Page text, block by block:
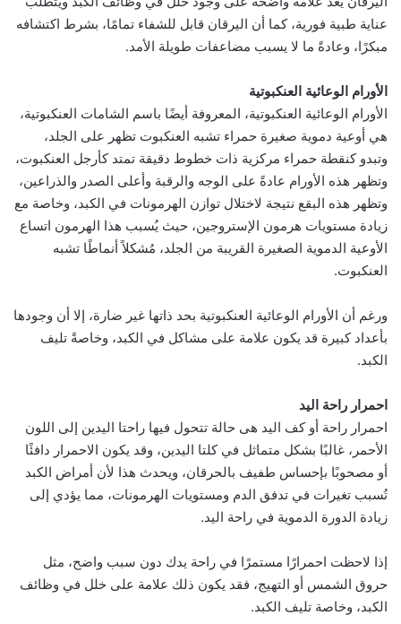
عناية طبية فورية، كما أن اليرقان قابل للشفاء تمامًا، بشرط اكتشافه
مبكرًا، وعادةً ما لا يسبب مضاعفات طويلة الأمد.
الأورام الوعائية العنكبوتية
الأورام الوعائية العنكبوتية، المعروفة أيضًا باسم الشامات العنكبوتية،
هي أوعية دموية صغيرة حمراء تشبه العنكبوت تظهر على الجلد،
وتبدو كنقطة حمراء مركزية ذات خطوط دقيقة تمتد كأرجل العنكبوت،
وتظهر هذه الأورام عادةً على الوجه والرقبة وأعلى الصدر والذراعين،
وتظهر هذه البقع نتيجة لاختلال توازن الهرمونات في الكبد، وخاصة مع
زيادة مستويات هرمون الإستروجين، حيث يُسبب هذا الهرمون اتساع
الأوعية الدموية الصغيرة القريبة من الجلد، مُشكلاً أنماطًا تشبه
العنكبوت.
ورغم أن الأورام الوعائية العنكبوتية بحد ذاتها غير ضارة، إلا أن وجودها
بأعداد كبيرة قد يكون علامة على مشاكل في الكبد، وخاصةً تليف
الكبد.
احمرار راحة اليد
احمرار راحة أو كف اليد هى حالة تتحول فيها راحتا اليدين إلى اللون
الأحمر، غالبًا بشكل متماثل في كلتا اليدين، وقد يكون الاحمرار دافئًا
أو مصحوبًا بإحساس طفيف بالحرقان، ويحدث هذا لأن أمراض الكبد
تُسبب تغيرات في تدفق الدم ومستويات الهرمونات، مما يؤدي إلى
زيادة الدورة الدموية في راحة اليد.
إذا لاحظت احمرارًا مستمرًا في راحة يدك دون سبب واضح، مثل
حروق الشمس أو التهيج، فقد يكون ذلك علامة على خلل في وظائف
الكبد، وخاصة تليف الكبد.